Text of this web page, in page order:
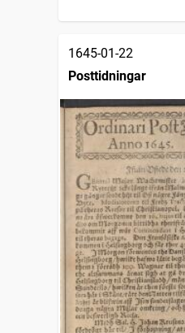
1645-01-22
Posttidningar